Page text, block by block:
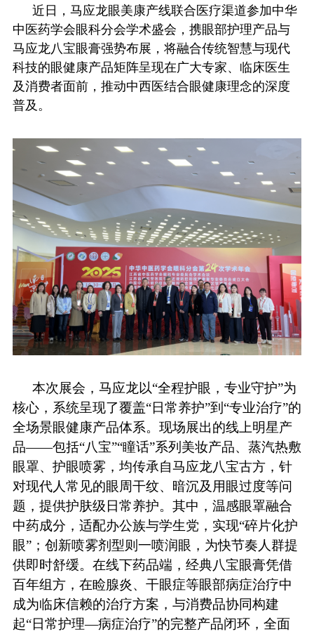
近日，马应龙眼美康产线联合医疗渠道参加中华
中医药学会眼科分会学术盛会，携眼部护理产品与
马应龙八宝眼膏强势布展，将融合传统智慧与现代
科技的眼健康产品矩阵呈现在广大专家、临床医生
及消费者面前，推动中西医结合眼健康理念的深度
普及。
本次展会，马应龙以“全程护眼，专业守护”为
核心，系统呈现了覆盖“日常养护”到“专业治疗”的
全场景眼健康产品体系。现场展出的线上明星产
品——包括“八宝”“瞳话”系列美妆产品、蒸汽热敷
眼罩、护眼喷雾， 均传承自马应龙八宝古方，针
对现代人常见的眼周干纹、暗沉及用眼过度等问
题，提供护肤级日常养护。其中，温感眼罩融合
中药成分，适配办公族与学生党，实现“碎片化护
眼”；创新喷雾剂型则一喷润眼，为快节奏人群提
供即时舒缓。在线下药品端，经典八宝眼膏凭借
百年组方，在睑腺炎、干眼症等眼部病症治疗中
成为临床信赖的治疗方案，与消费品协同构建
起“日常护理—病症治疗”的完整产品闭环，全面